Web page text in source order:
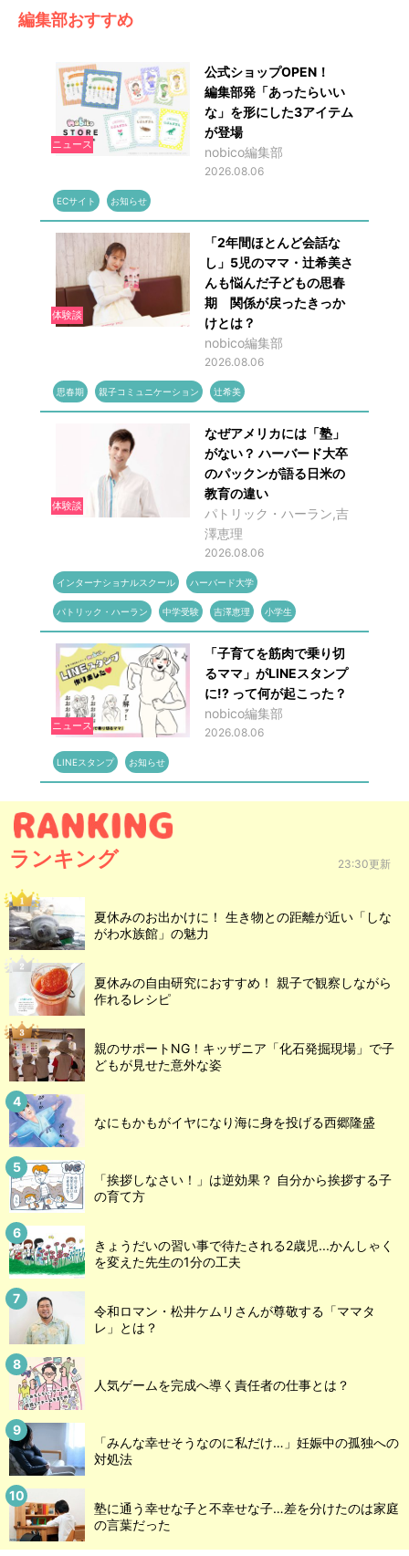
編集部おすすめ
ニュース
公式ショップOPEN！
編集部発「あったらいい
な」を形にした3アイテム
が登場
nobico編集部
2026.08.06
ECサイト お知らせ
体験談
「2年間ほとんど会話な
し」5児のママ・辻希美さ
んも悩んだ子どもの思春
期 関係が戻ったきっか
けとは？
nobico編集部
2026.08.06
思春期 親子コミュニケーション 辻希美
体験談
なぜアメリカには「塾」
がない？ ハーバード大卒
のパックンが語る日米の
教育の違い
パトリック・ハーラン,吉
澤恵理
2026.08.06
インターナショナルスクール ハーバード大学
パトリック・ハーラン 中学受験 吉澤恵理 小学生
ニュース
「子育てを筋肉で乗り切
るママ」がLINEスタンプ
に!? って何が起こった？
nobico編集部
2026.08.06
LINEスタンプ お知らせ
ランキング 23:30更新
夏休みのお出かけに！ 生き物との距離が近い「しな
がわ水族館」の魅力
夏休みの自由研究におすすめ！ 親子で観察しながら
作れるレシピ
親のサポートNG！キッザニア「化石発掘現場」で子
どもが見せた意外な姿
なにもかもがイヤになり海に身を投げる西郷隆盛
「挨拶しなさい！」は逆効果？ 自分から挨拶する子
の育て方
きょうだいの習い事で待たされる2歳児...かんしゃく
を変えた先生の1分の工夫
令和ロマン・松井ケムリさんが尊敬する「ママタ
レ」とは？
人気ゲームを完成へ導く責任者の仕事とは？
「みんな幸せそうなのに私だけ…」妊娠中の孤独への
対処法
塾に通う幸せな子と不幸せな子…差を分けたのは家庭
の言葉だった